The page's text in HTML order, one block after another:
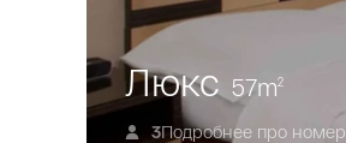
Люкс 57m2
3Подробнее про номер